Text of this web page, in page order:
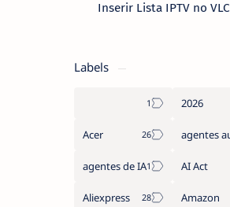
Inserir Lista IPTV no VLC
Labels
2026
Acer
agentes de IA AI Act
Aliexpress Amazon